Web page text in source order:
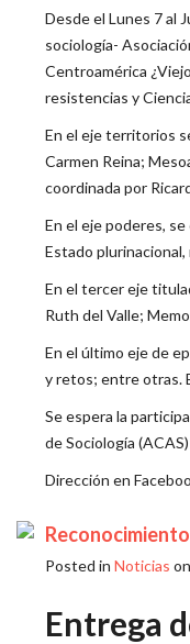
Desde el Lunes 7 al
sociología-
Centroamérica
resistencias y
En el eje territorios
Carmen Reina;
coordinada por
En el eje poderes,
Estado
En el tercer eje
Ruth del Valle;
En el último eje de
y retos; entre otras.
Se espera la
de Sociología (ACAS)
Dirección en
Posted in Noticias
Entrega